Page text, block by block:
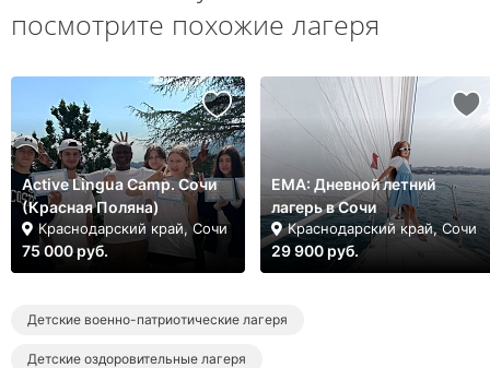
посмотрите похожие лагеря
Active Lingua Camp. Сочи
(Красная Поляна)
Краснодарский край, Сочи
75 000 руб.
ЕМА: Дневной летний
лагерь в Сочи
Краснодарский край, Сочи
29 900 руб.
Детские военно-патриотические лагеря
Детские оздоровительные лагеря